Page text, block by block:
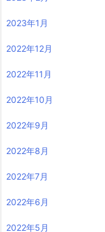
2023年1月
2022年12月
2022年11月
2022年10月
2022年9月
2022年8月
2022年7月
2022年6月
2022年5月